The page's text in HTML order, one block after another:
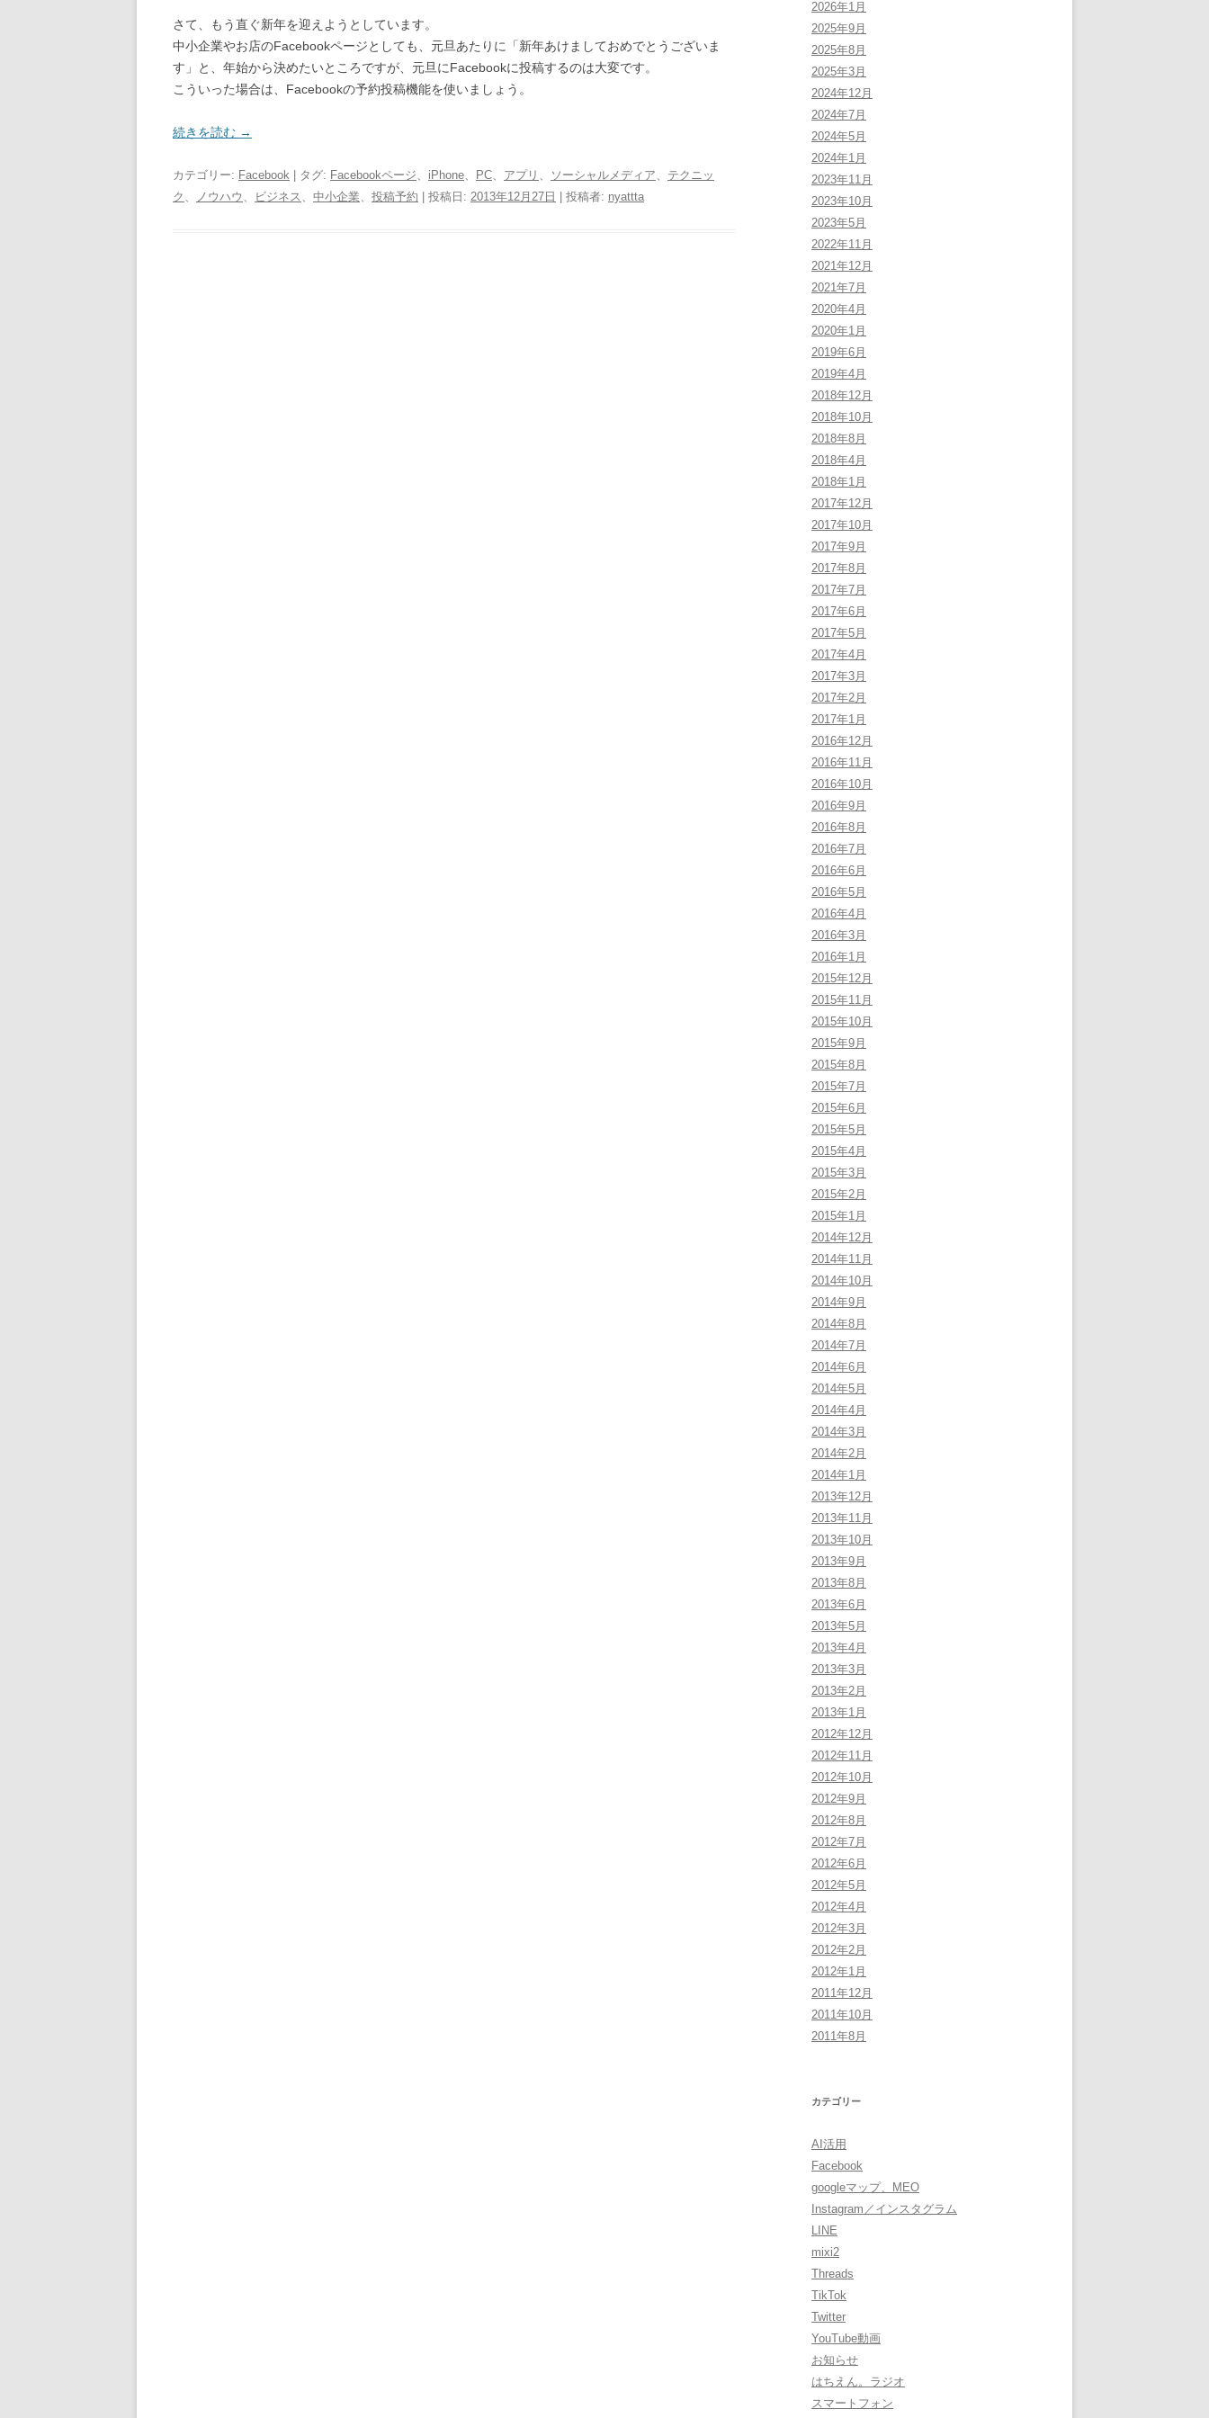
さて、もう直ぐ新年を迎えようとしています。
中小企業やお店のFacebookページとしても、元旦あたりに「新年あけましておめでとうございま
す」と、年始から決めたいところですが、元旦にFacebookに投稿するのは大変です。
こういった場合は、Facebookの予約投稿機能を使いましょう。
続きを読む →
カテゴリー: Facebook | タグ: Facebookページ、 iPhone、 PC、 アプリ 、 ソーシャルメディア、 テクニッ
ク 、 ノウハウ 、 ビジネス 、 中小企業、 投稿予約 | 投稿日: 2013年12月27日 投稿者: nyattta
2026年1月
2025年9月
2025年8月
2025年3月
2024年12月
2024年7月
2024年5月
2024年1月
2023年11月
2023年10月
2023年5月
2022年11月
2021年12月
2021年7月
2020年4月
2020年1月
2019年6月
2019年4月
2018年12月
2018年10月
2018年8月
2018年4月
2018年1月
2017年12月
2017年10月
2017年9月
2017年8月
2017年7月
2017年6月
2017年5月
2017年4月
2017年3月
2017年2月
2017年1月
2016年12月
2016年11月
2016年10月
2016年9月
2016年8月
2016年7月
2016年6月
2016年5月
2016年4月
2016年3月
2016年1月
2015年12月
2015年11月
2015年10月
2015年9月
2015年8月
2015年7月
2015年6月
2015年5月
2015年4月
2015年3月
2015年2月
2015年1月
2014年12月
2014年11月
2014年10月
2014年9月
2014年8月
2014年7月
2014年6月
2014年5月
2014年4月
2014年3月
2014年2月
2014年1月
2013年12月
2013年11月
2013年10月
2013年9月
2013年8月
2013年6月
2013年5月
2013年4月
2013年3月
2013年2月
2013年1月
2012年12月
2012年11月
2012年10月
2012年9月
2012年8月
2012年7月
2012年6月
2012年5月
2012年4月
2012年3月
2012年2月
2012年1月
2011年12月
2011年10月
2011年8月
カテゴリー
AI活用
Facebook
googleマップ、MEO
Instagram／インスタグラム
LINE
mixi2
Threads
TikTok
Twitter
YouTube動画
お知らせ
はちえん。ラジオ
スマートフォン